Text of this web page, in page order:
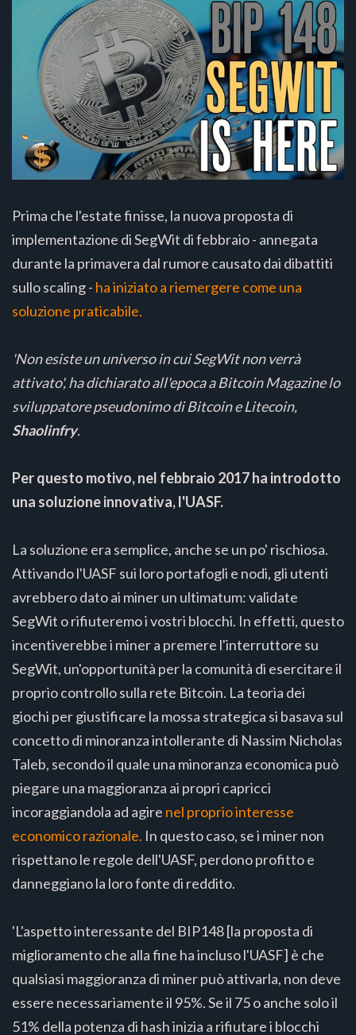
Prima che l'estate finisse, la nuova proposta di
implementazione di SegWit di febbraio - annegata
durante la primavera dal rumore causato dai dibattiti
sullo scaling - ha iniziato a riemergere come una
soluzione praticabile.
'Non esiste un universo in cui SegWit non verrà
attivato', ha dichiarato all'epoca a Bitcoin Magazine lo
sviluppatore pseudonimo di Bitcoin e Litecoin,
Shaolinfry.
Per questo motivo, nel febbraio 2017 ha introdotto
una soluzione innovativa, l'UASF.
La soluzione era semplice, anche se un po' rischiosa.
Attivando l'UASF sui loro portafogli e nodi, gli utenti
avrebbero dato ai miner un ultimatum: validate
SegWit o rifiuteremo i vostri blocchi. In effetti, questo
incentiverebbe i miner a premere l'interruttore su
SegWit, un'opportunità per la comunità di esercitare il
proprio controllo sulla rete Bitcoin. La teoria dei
giochi per giustificare la mossa strategica si basava sul
concetto di minoranza intollerante di Nassim Nicholas
Taleb, secondo il quale una minoranza economica può
piegare una maggioranza ai propri capricci
incoraggiandola ad agire nel proprio interesse
economico razionale. In questo caso, se i miner non
rispettano le regole dell'UASF, perdono profitto e
danneggiano la loro fonte di reddito.
'L'aspetto interessante del BIP148 [la proposta di
miglioramento che alla fine ha incluso l'UASF] è che
qualsiasi maggioranza di miner può attivarla, non deve
essere necessariamente il 95%. Se il 75 o anche solo il
51% della potenza di hash inizia a rifiutare i blocchi